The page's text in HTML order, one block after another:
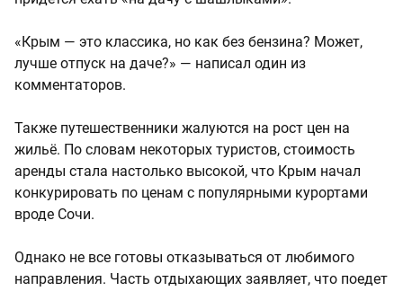
«Крым — это классика, но как без бензина? Может,
лучше отпуск на даче?» — написал один из
комментаторов.
Также путешественники жалуются на рост цен на
жильё. По словам некоторых туристов, стоимость
аренды стала настолько высокой, что Крым начал
конкурировать по ценам с популярными курортами
вроде Сочи.
Однако не все готовы отказываться от любимого
направления. Часть отдыхающих заявляет, что поедет